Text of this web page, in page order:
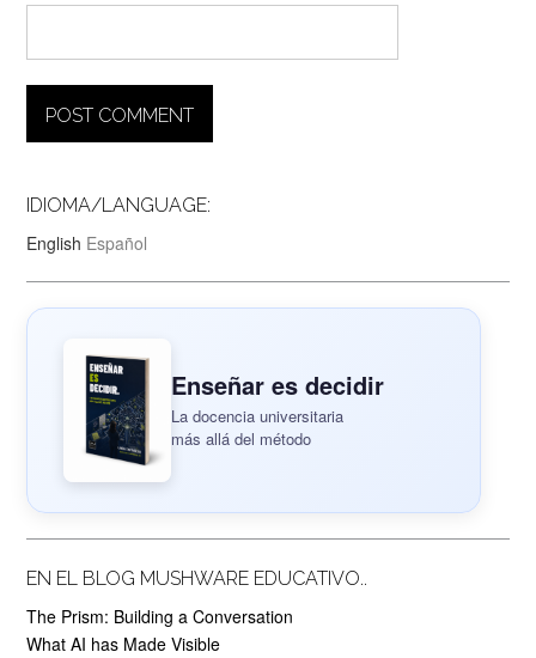
IDIOMA/LANGUAGE:
English Español
Enseñar es decidir
La docencia universitaria
más allá del método
EN EL BLOG MUSHWARE EDUCATIVO..
The Prism: Building a Conversation
What AI has Made Visible